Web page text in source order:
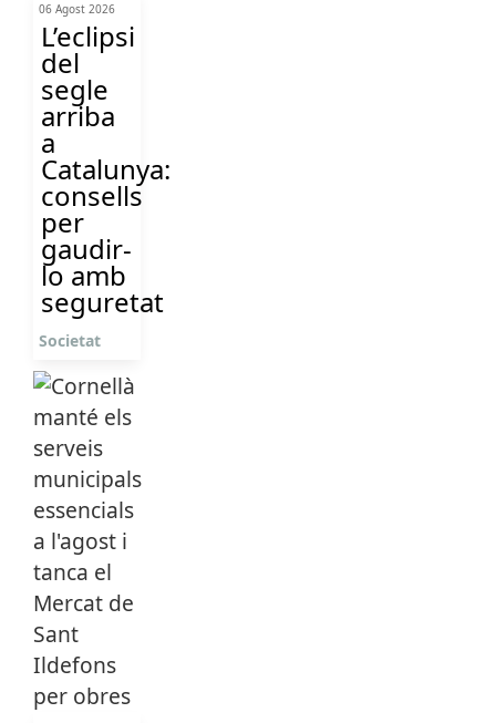
06 Agost 2026
L’eclipsi
del
segle
arriba
a
Catalunya:
consells
per
gaudir-
lo amb
seguretat
Societat